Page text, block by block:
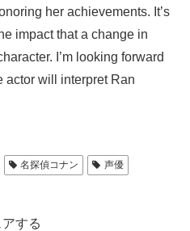
her achievements. It’s
impact that a change in
I’m looking forward
actor will interpret Ran
名探偵コナン
声優
アする